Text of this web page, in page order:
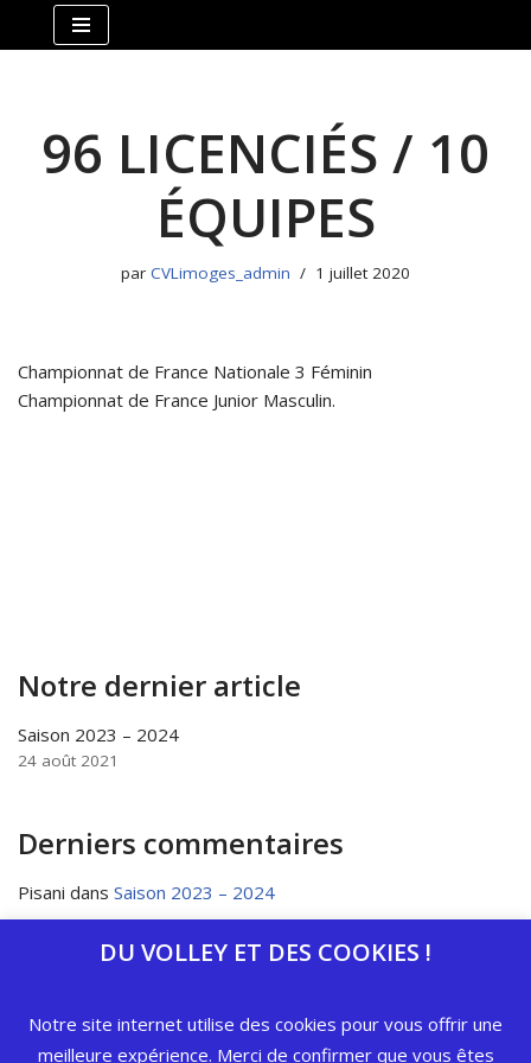
96 LICENCIÉS / 10
ÉQUIPES
par CVLimoges_admin 1 juillet 2020
Championnat de France Nationale 3 Féminin
Championnat de France Junior Masculin.
Notre dernier article
Saison 2023 – 2024
24 août 2021
Derniers commentaires
Pisani dans Saison 2023 – 2024
DU VOLLEY ET DES COOKIES !
Notre site internet utilise des cookies pour vous offrir une
meilleure expérience. Merci de confirmer que vous êtes